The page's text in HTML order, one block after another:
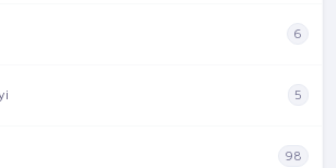
6
5
98